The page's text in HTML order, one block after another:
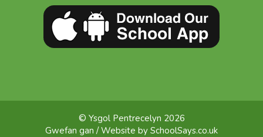
© Ysgol Pentrecelyn 2026
Gwefan gan / Website by SchoolSays.co.uk